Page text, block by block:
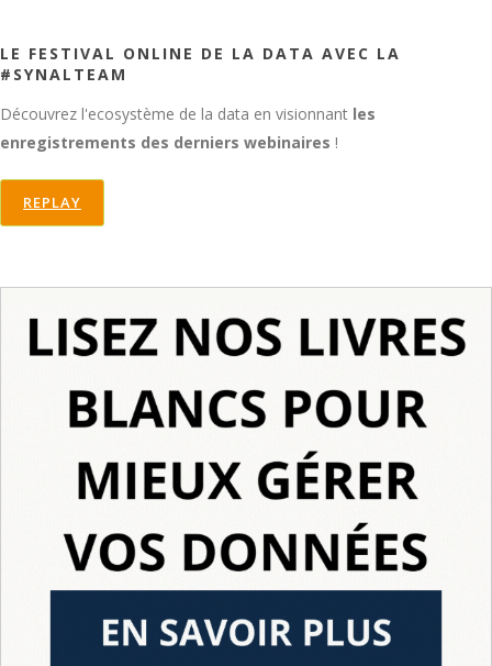
LE FESTIVAL ONLINE DE LA DATA AVEC LA
#SYNALTEAM
Découvrez l'ecosystème de la data en visionnant les
enregistrements des derniers webinaires !
REPLAY